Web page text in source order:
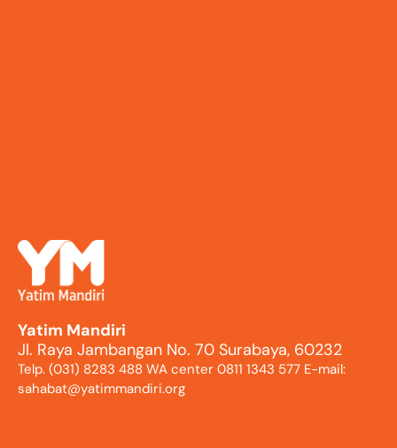
Yatim Mandiri
Jl. Raya Jambangan No. 70 Surabaya, 60232
Telp. (031) 8283 488 WA center 0811 1343 577 E-mail:
sahabat@yatimmandiri.org